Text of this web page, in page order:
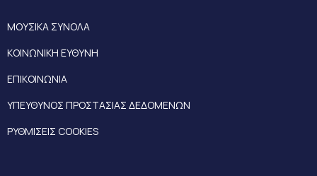
ΜΟΥΣΙΚΑ ΣΥΝΟΛΑ
ΚΟΙΝΩΝΙΚΗ ΕΥΘΥΝΗ
ΕΠΙΚΟΙΝΩΝΙΑ
ΥΠΕΥΘΥΝΟΣ ΠΡΟΣΤΑΣΙΑΣ ΔΕΔΟΜΕΝΩΝ
ΡΥΘΜΙΣΕΙΣ COOKIES